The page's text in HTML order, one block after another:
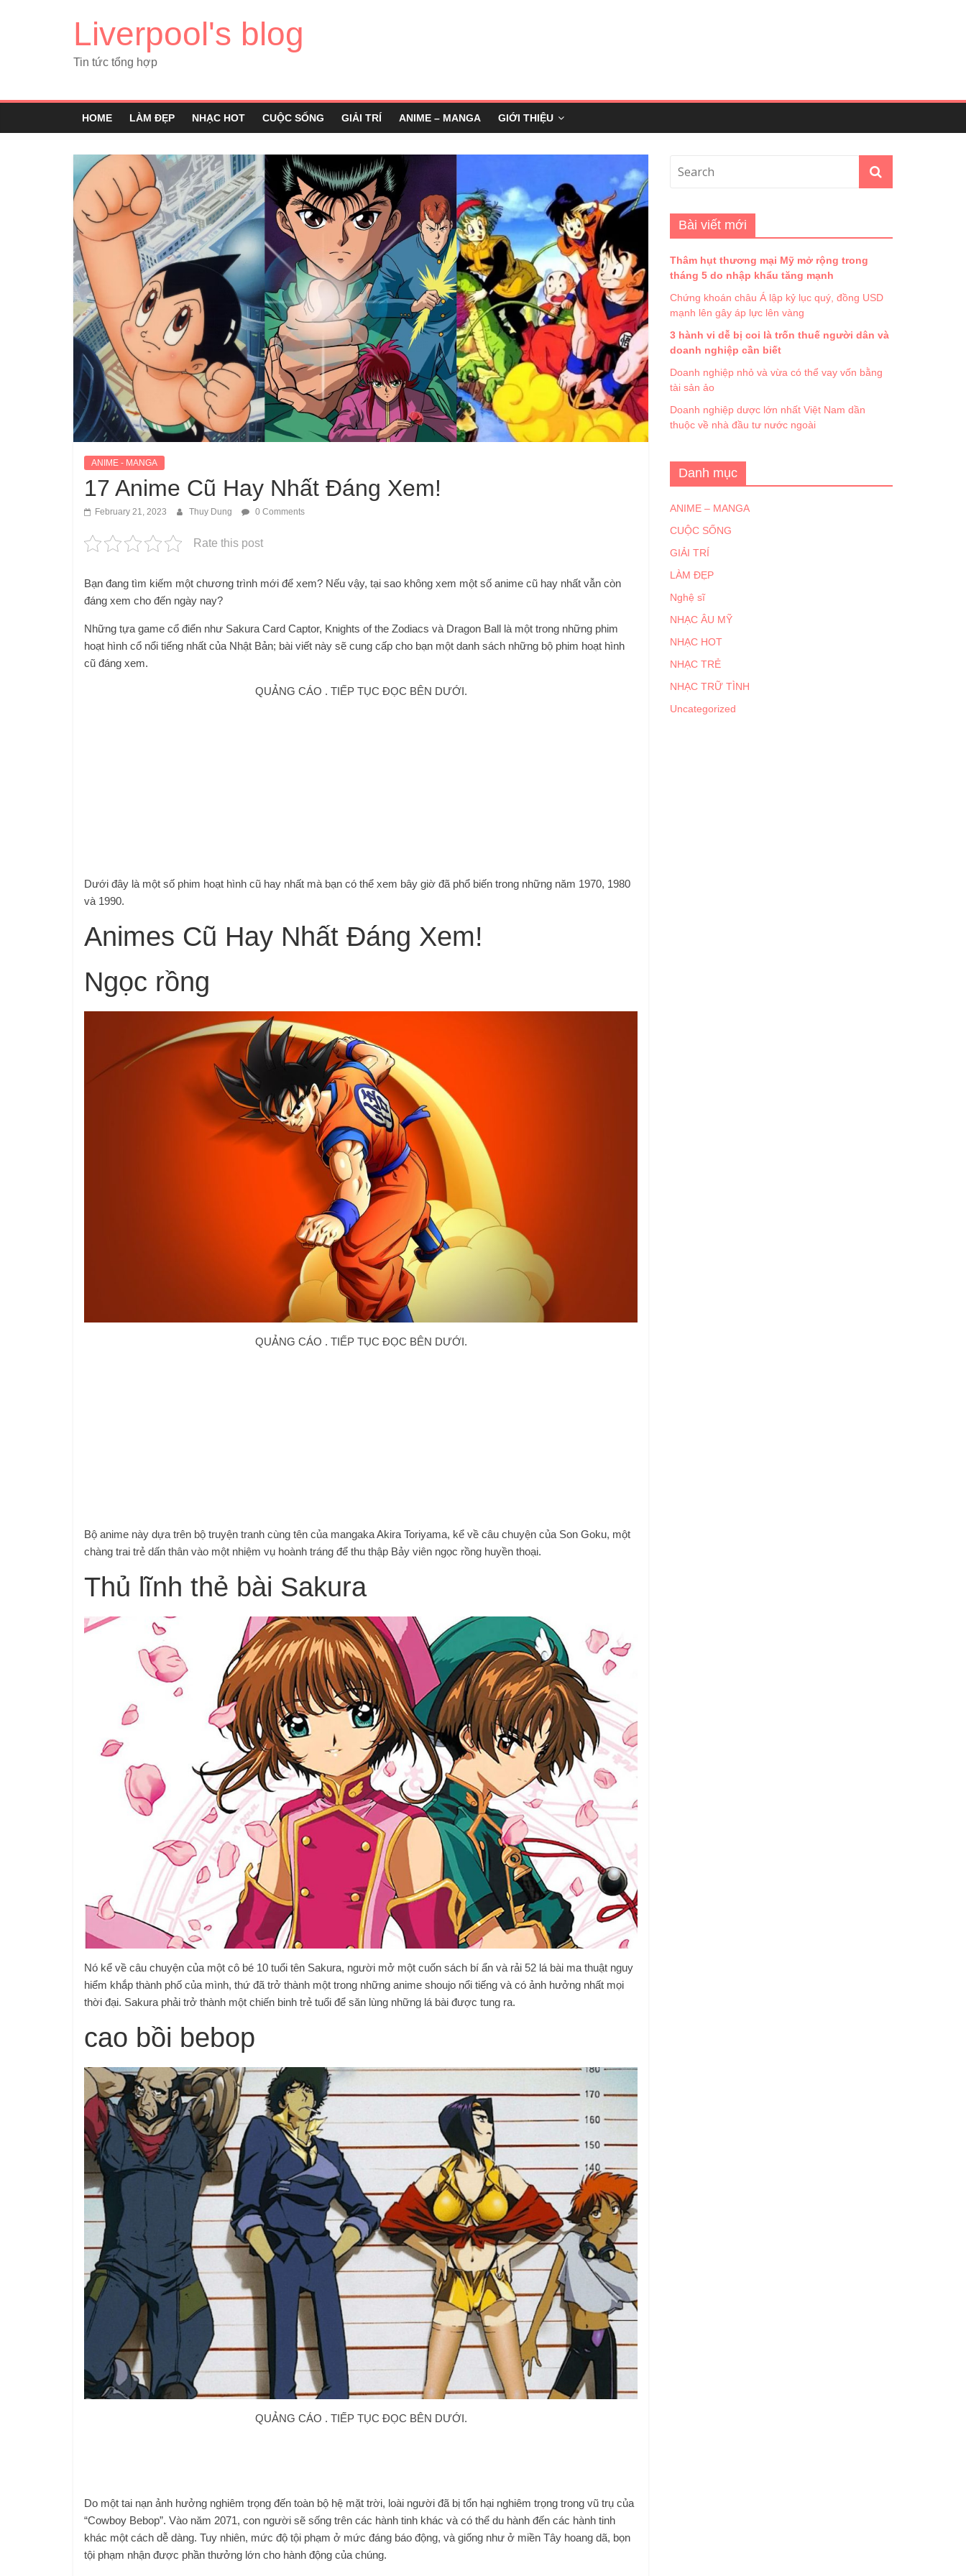
Liverpool's blog
Tin tức tổng hợp
HOME LÀM ĐẸP NHẠC HOT CUỘC SỐNG GIẢI TRÍ ANIME – MANGA GIỚI THIỆU
ANIME - MANGA
17 Anime Cũ Hay Nhất Đáng Xem!
February 21, 2023 Thuy Dung 0 Comments
Rate this post
Bạn đang tìm kiếm một chương trình mới để xem? Nếu vậy, tại sao không xem một số anime cũ hay nhất vẫn còn
đáng xem cho đến ngày nay?
Những tựa game cổ điển như Sakura Card Captor, Knights of the Zodiacs và Dragon Ball là một trong những phim
hoạt hình cổ nổi tiếng nhất của Nhật Bản; bài viết này sẽ cung cấp cho bạn một danh sách những bộ phim hoạt hình
cũ đáng xem.
QUẢNG CÁO . TIẾP TỤC ĐỌC BÊN DƯỚI.
Dưới đây là một số phim hoạt hình cũ hay nhất mà bạn có thể xem bây giờ đã phổ biến trong những năm 1970, 1980
và 1990.
Animes Cũ Hay Nhất Đáng Xem!
Ngọc rồng
QUẢNG CÁO . TIẾP TỤC ĐỌC BÊN DƯỚI.
Bộ anime này dựa trên bộ truyện tranh cùng tên của mangaka Akira Toriyama, kể về câu chuyện của Son Goku, một
chàng trai trẻ dấn thân vào một nhiệm vụ hoành tráng để thu thập Bảy viên ngọc rồng huyền thoại.
Thủ lĩnh thẻ bài Sakura
Nó kể về câu chuyện của một cô bé 10 tuổi tên Sakura, người mở một cuốn sách bí ẩn và rải 52 lá bài ma thuật nguy
hiểm khắp thành phố của mình, thứ đã trở thành một trong những anime shoujo nổi tiếng và có ảnh hưởng nhất mọi
thời đại. Sakura phải trở thành một chiến binh trẻ tuổi để săn lùng những lá bài được tung ra.
cao bồi bebop
QUẢNG CÁO . TIẾP TỤC ĐỌC BÊN DƯỚI.
Do một tai nạn ảnh hưởng nghiêm trọng đến toàn bộ hệ mặt trời, loài người đã bị tổn hại nghiêm trọng trong vũ trụ của
“Cowboy Bebop”. Vào năm 2071, con người sẽ sống trên các hành tinh khác và có thể du hành đến các hành tinh
khác một cách dễ dàng. Tuy nhiên, mức độ tội phạm ở mức đáng báo động, và giống như ở miền Tây hoang dã, bọn
tội phạm nhận được phần thưởng lớn cho hành động của chúng.
Bài viết mới
Thâm hụt thương mại Mỹ mở rộng trong
tháng 5 do nhập khẩu tăng mạnh
Chứng khoán châu Á lập kỷ lục quý, đồng USD
mạnh lên gây áp lực lên vàng
3 hành vi dễ bị coi là trốn thuế người dân và
doanh nghiệp cần biết
Doanh nghiệp nhỏ và vừa có thể vay vốn bằng
tài sản ảo
Doanh nghiệp dược lớn nhất Việt Nam dần
thuộc về nhà đầu tư nước ngoài
Danh mục
ANIME – MANGA
CUỘC SỐNG
GIẢI TRÍ
LÀM ĐẸP
Nghệ sĩ
NHẠC ÂU MỸ
NHẠC HOT
NHẠC TRẺ
NHẠC TRỮ TÌNH
Uncategorized